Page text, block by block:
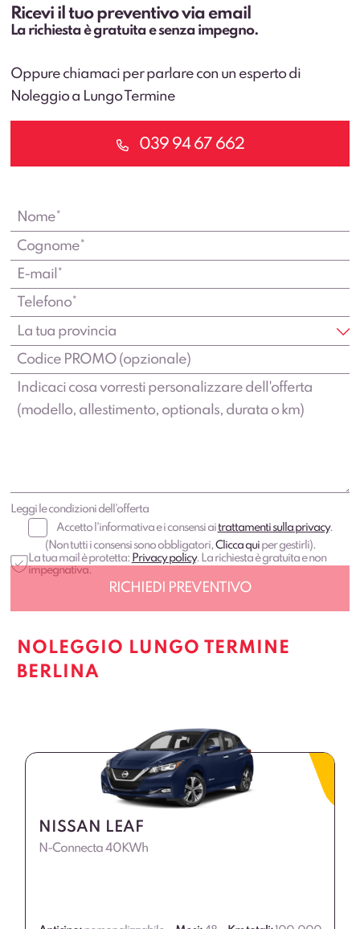
Ricevi il tuo preventivo via email
La richiesta è gratuita e senza impegno.
Oppure chiamaci per parlare con un esperto di
Noleggio a Lungo Termine
039 94 67 662
Leggi le condizioni dell'offerta
Accetto l'informativa e i consensi aitrattamenti sulla privacy.
(Non tutti i consensi sono obbligatori, Clicca quiper gestirli).
La tua mail è protetta: Privacy policy. La richiesta è gratuita e non
impegnativa.
NOLEGGIO LUNGO TERMINE
BERLINA
NISSAN LEAF
N-Connecta 40KWh